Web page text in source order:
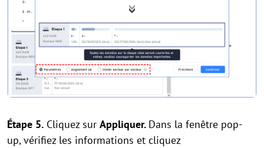
Étape 5. Cliquez sur Appliquer. Dans la fenêtre pop-
up, vérifiez les informations et cliquez